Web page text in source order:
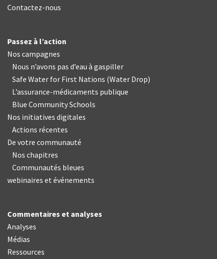
Contactez-nous
Passez à l’action
Nos campagnes
Nous n’avons pas d’eau à gaspiller
Safe Water for First Nations (Water Drop)
L’assurance-médicaments publique
Blue Community Schools
Nos initiatives digitales
Actions récentes
De votre communauté
Nos chapitres
Communautés bleues
webinaires et événements
Commentaires et analyses
Analyses
Médias
Ressources